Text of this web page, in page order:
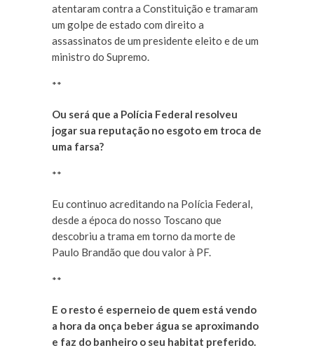
atentaram contra a Constituição e tramaram
um golpe de estado com direito a
assassinatos de um presidente eleito e de um
ministro do Supremo.
**
Ou será que a Polícia Federal resolveu
jogar sua reputação no esgoto em troca de
uma farsa?
**
Eu continuo acreditando na Polícia Federal,
desde a época do nosso Toscano que
descobriu a trama em torno da morte de
Paulo Brandão que dou valor à PF.
**
E o resto é esperneio de quem está vendo
a hora da onça beber água se aproximando
e faz do banheiro o seu habitat preferido.